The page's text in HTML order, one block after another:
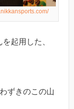
起用した、
ずきのこの山